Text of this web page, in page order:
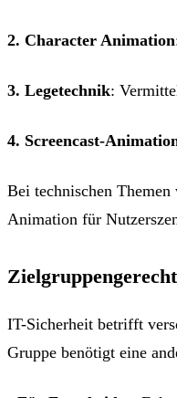
2. Character Animation
3. Legetechnik:
4. Screencast-
Bei technischen Themen
Animation für
IT-Sicherheit betrifft
Gruppe benötigt eine